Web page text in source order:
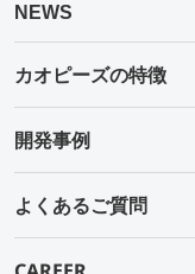
NEWS
カオピーズの特徴
開発事例
よくあるご質問